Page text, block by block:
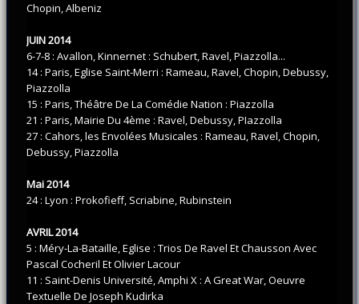
Chopin, Albeniz
JUIN 2014
6-7-8 : Avallon, Kinnernet : Schubert, Ravel, Piazzolla...
14 : Paris, Eglise Saint-Merri : Rameau, Ravel, Chopin, Debussy,
Piazzolla
15 : Paris, Théâtre De La Comédie Nation : Piazzolla
21 : Paris, Mairie Du 4ème : Ravel, Debussy, PIazzolla
27 : Cahors, les Envolées Musicales : Rameau, Ravel, Chopin,
Debussy, Piazzolla
Mai 2014
24 : Lyon : Prokofieff, Scriabine, Rubinstein
AVRIL 2014
5 : Méry-La-Bataille, Eglise : Trios De Ravel Et Chausson Avec
Pascal Cocheril Et Olivier Lacour
11 : Saint-Denis Université, Amphi X : A Great War, Oeuvre
Textuelle De Joseph Kudirka